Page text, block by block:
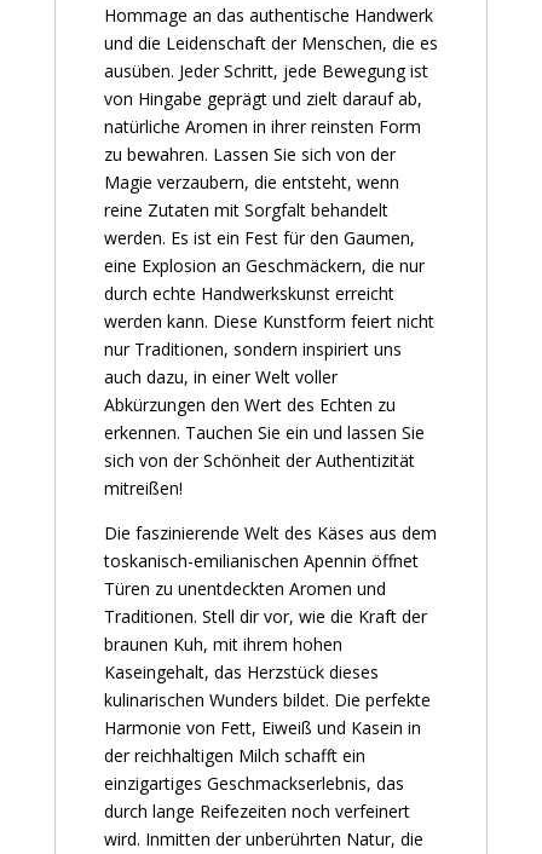
Hommage an das authentische Handwerk
und die Leidenschaft der Menschen, die es
ausüben. Jeder Schritt, jede Bewegung ist
von Hingabe geprägt und zielt darauf ab,
natürliche Aromen in ihrer reinsten Form
zu bewahren. Lassen Sie sich von der
Magie verzaubern, die entsteht, wenn
reine Zutaten mit Sorgfalt behandelt
werden. Es ist ein Fest für den Gaumen,
eine Explosion an Geschmäckern, die nur
durch echte Handwerkskunst erreicht
werden kann. Diese Kunstform feiert nicht
nur Traditionen, sondern inspiriert uns
auch dazu, in einer Welt voller
Abkürzungen den Wert des Echten zu
erkennen. Tauchen Sie ein und lassen Sie
sich von der Schönheit der Authentizität
mitreißen!
Die faszinierende Welt des Käses aus dem
toskanisch-emilianischen Apennin öffnet
Türen zu unentdeckten Aromen und
Traditionen. Stell dir vor, wie die Kraft der
braunen Kuh, mit ihrem hohen
Kaseingehalt, das Herzstück dieses
kulinarischen Wunders bildet. Die perfekte
Harmonie von Fett, Eiweiß und Kasein in
der reichhaltigen Milch schafft ein
einzigartiges Geschmackserlebnis, das
durch lange Reifezeiten noch verfeinert
wird. Inmitten der unberührten Natur, die